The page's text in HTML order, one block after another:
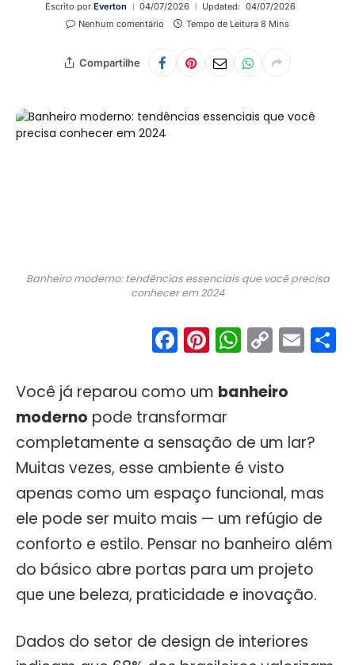
Escrito por Everton 04/07/2026 Updated: 04/07/2026
Nenhum comentário
Tempo de Leitura 8 Mins
Compartilhe
Banheiro moderno: tendências essenciais que você precisa
conhecer em 2024
Facebook
Pinterest
Copy
Você já reparou como um banheiro
moderno pode transformar
completamente a sensação de um lar?
Muitas vezes, esse ambiente é visto
apenas como um espaço funcional, mas
ele pode ser muito mais — um refúgio de
conforto e estilo. Pensar no banheiro além
do básico abre portas para um projeto
que une beleza, praticidade e inovação.
Dados do setor de design de interiores